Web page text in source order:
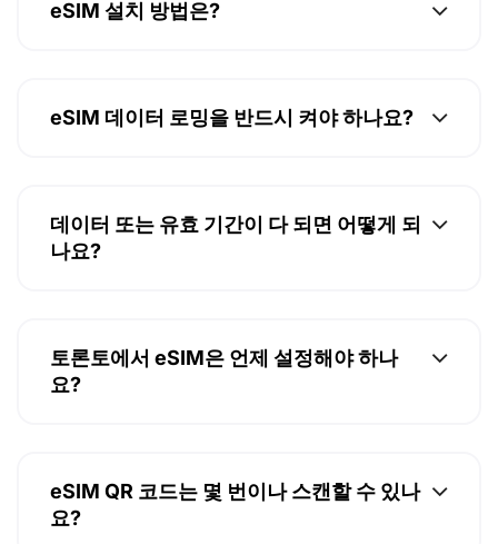
eSIM 설치 방법은?
eSIM 데이터 로밍을 반드시 켜야 하나요?
데이터 또는 유효 기간이 다 되면 어떻게 되
나요?
토론토에서 eSIM은 언제 설정해야 하나
요?
eSIM QR 코드는 몇 번이나 스캔할 수 있나
요?